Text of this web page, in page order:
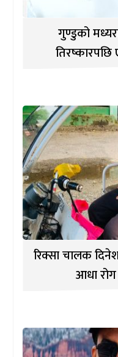
गुण्डुको
रिक्सा चालक
आधा रोग